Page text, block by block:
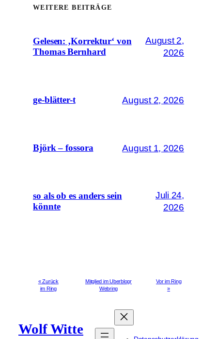
WEITERE BEITRÄGE
Gelesen: ‚Korrektur‘ von
Thomas Bernhard
August 2,
2026
ge-blätter-t August 2, 2026
Björk – fossora August 1, 2026
so als ob es anders sein
könnte
Juli 24,
2026
« Zurück
im Ring
Mitglied im Uberblogr
Webring
Vor im Ring
»
Wolf Witte